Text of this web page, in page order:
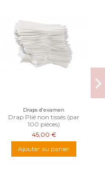
Draps d'examen
Drap Plié non tissés (par
100 pièces)
45,00 €
Ajouter au panier